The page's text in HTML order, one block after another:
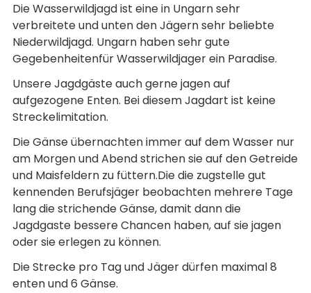
Die Wasserwildjagd ist eine in Ungarn sehr
verbreitete und unten den Jägern sehr beliebte
Niederwildjagd. Ungarn haben sehr gute
Gegebenheitenfür Wasserwildjager ein Paradise.
Unsere Jagdgäste auch gerne jagen auf
aufgezogene Enten. Bei diesem Jagdart ist keine
Streckelimitation.
Die Gänse übernachten immer auf dem Wasser nur
am Morgen und Abend strichen sie auf den Getreide
und Maisfeldern zu füttern.Die die zugstelle gut
kennenden Berufsjäger beobachten mehrere Tage
lang die strichende Gänse, damit dann die
Jagdgaste bessere Chancen haben, auf sie jagen
oder sie erlegen zu können.
Die Strecke pro Tag und Jäger dürfen maximal 8
enten und 6 Gänse.